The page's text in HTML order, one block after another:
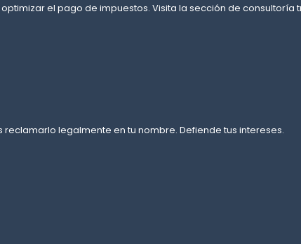
el pago de impuestos. Visita la sección de consultoría
legalmente en tu nombre. Defiende tus intereses.